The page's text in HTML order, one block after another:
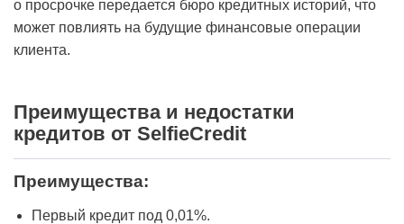
о просрочке передается бюро кредитных историй, что
может повлиять на будущие финансовые операции
клиента.
Преимущества и недостатки
кредитов от SelfieCredit
Преимущества:
Первый кредит под 0,01%.